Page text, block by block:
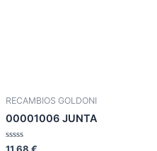
RECAMBIOS GOLDONI
00001006 JUNTA
Valorado